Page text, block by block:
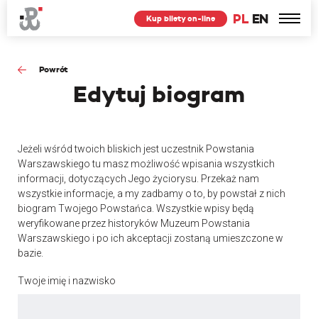
PL EN
Kup bilety on-line
Powrót
Edytuj biogram
Jeżeli wśród twoich bliskich jest uczestnik Powstania
Warszawskiego tu masz możliwość wpisania wszystkich
informacji, dotyczących Jego życiorysu. Przekaż nam
wszystkie informacje, a my zadbamy o to, by powstał z nich
biogram Twojego Powstańca. Wszystkie wpisy będą
weryfikowane przez historyków Muzeum Powstania
Warszawskiego i po ich akceptacji zostaną umieszczone w
bazie.
Twoje imię i nazwisko